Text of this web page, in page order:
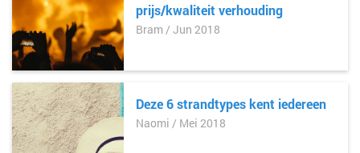
prijs/kwaliteit verhouding
Bram / Jun 2018
Deze 6 strandtypes kent iedereen
Naomi / Mei 2018